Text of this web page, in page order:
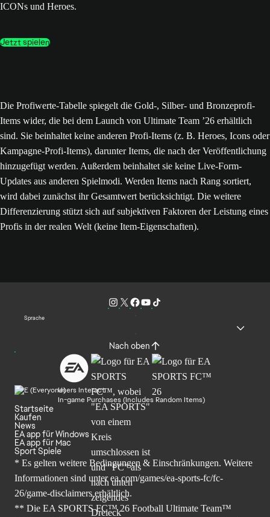
ICONs und Heroes.
Jetzt spielen
Die Profiwerte-Tabelle spiegelt die Gold-, Silber- und Bronzeprofi-
Items wider, die bei dem Launch von Ultimate Team ’26 erhältlich
sind. Sie beinhaltet keine anderen Profi-Items (z. B. Heroes, Icons oder
Kampagne-Profi-Items), darunter Items, die nach der Veröffentlichung
hinzugefügt werden. Außerdem beinhaltet sie keine Live-Form-
Updates aus anderen Spielmodi. Werden Items nach Rang sortiert,
wird dabei zunächst ihr Gesamtwert berücksichtigt. Die weitere
Differenzierung stützt sich auf subjektiven Faktoren der Leistung eines
Profis in der realen Welt (keine Item-Eigenschaften).
Sprache
Nach oben
Users Interact
In-game Purchases (Includes Random Items)
Startseite
Kaufen
News
EA app für Windows
EA app für Mac
Sport Spiele
* Es gelten weitere Bedingungen & Einschränkungen. Weitere
Informationen sind unterea.com/games/ea-sports-fc/fc-
26/game-disclaimers erhältlich.
** Die EA SPORTS FC™ 26 Football Ultimate Team™